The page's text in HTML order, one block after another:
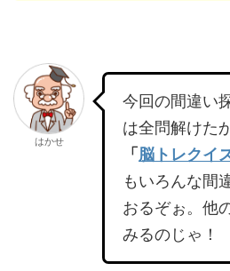
はかせ
今回の間違い
は全問解けた
「 脳トレクイ
もいろんな間
おるぞぉ。他
みるのじゃ！